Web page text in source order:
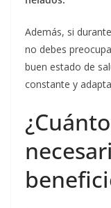
Además, si
no debes
buen estado de
constante y